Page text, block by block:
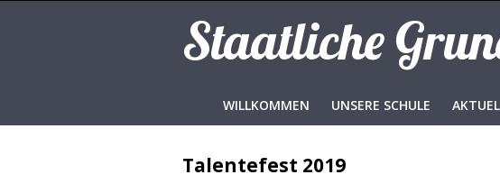
Staatliche
WILLKOMMEN UNSERE SCHULE
Talentefest 2019